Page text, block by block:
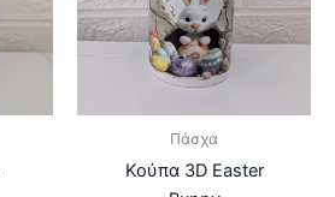
Πάσχα
Κούπα 3D Easter